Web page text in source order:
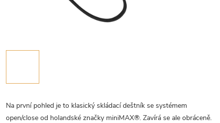
Na první pohled je to klasický skládací deštník se systémem
open/close od holandské značky miniMAX®. Zavírá se ale obráceně.